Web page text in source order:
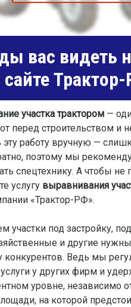
вас видеть
сайте
участка трактором—
перед строительством и
эту работу вручную —
поэтому мы
спецтехнику. А чтобы не
услугу выравнивания
«Трактор-РФ».
участки под застройку,
и другие
конкурентов. Ведь мы
у других фирм и
уровне, независимо
на которой